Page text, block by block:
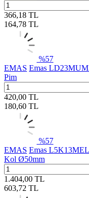
366,18 TL
164,78 TL
%57
EMAS Emas
Pim
420,00 TL
180,60 TL
%57
EMAS Emas
Kol Ø50mm
1.404,00 TL
603,72 TL